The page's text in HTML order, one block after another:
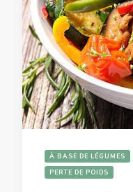
À BASE DE LÉGUMES
PERTE DE POIDS